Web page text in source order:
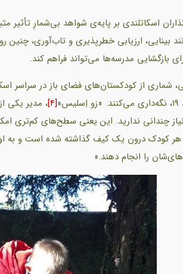
اسکاتلندی بر پایه‌ی شواهد بی‌شمارِ تأثیر
بینایی، ارزیابی خطرپذیری و تاب‌آوری، چنین
بازگشایی مدرسه‌ها می‌تواند فراهم کند.
شماری از کودکستان‌های فضای باز در سراسر
[4] ، مدیر یکی
چندانی ندارید. این یعنی سطح‌های کم‌تری
درون یک کیف گذاشته شده است و به او
را انجام دهند.»